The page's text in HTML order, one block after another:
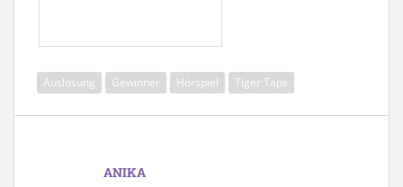
Auslosung Gewinner Hörspiel Tiger Taps
ANIKA